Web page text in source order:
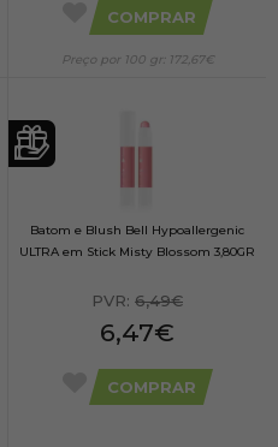
COMPRAR
Preço por 100 gr: 172,67€
Batom e Blush Bell Hypoallergenic
ULTRA em Stick Misty Blossom 3,80GR
PVR: 6,49€
6,47€
COMPRAR